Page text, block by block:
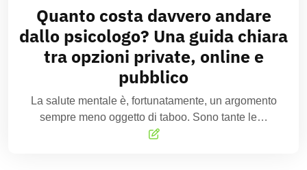
Quanto costa davvero andare
dallo psicologo? Una guida chiara
tra opzioni private, online e
pubblico
La salute mentale è, fortunatamente, un argomento
sempre meno oggetto di taboo. Sono tante le…